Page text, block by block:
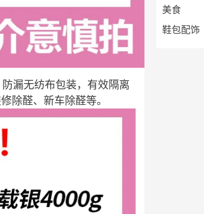
漏无纺布包装，有效隔离
除醛、新车除醛等。
美食
鞋包配饰